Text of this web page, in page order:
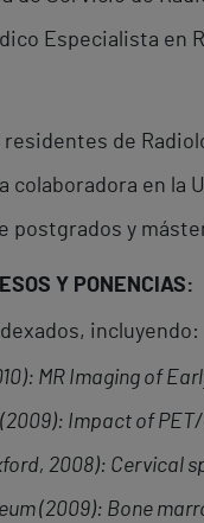
Especialista en
de
colaboradora en la
postgrados y
Y PONENCIAS:
incluyendo:
MR Imaging of
(2009): Impact of
2008): Cervical
(2009): Bone